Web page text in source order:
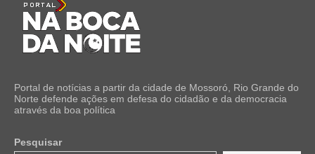
Portal de notícias a partir da cidade de Mossoró, Rio Grande do
Norte defende ações em defesa do cidadão e da democracia
através da boa política
Pesquisar